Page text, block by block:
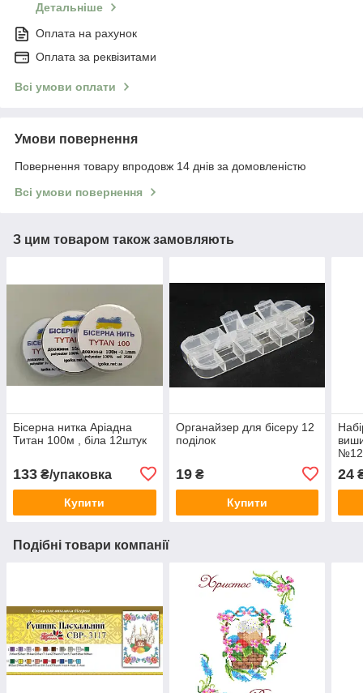
Детальніше
Оплата на рахунок
Оплата за реквізитами
Всі умови оплати
Умови повернення
Повернення товару впродовж 14 днів за домовленістю
Всі умови повернення
З цим товаром також замовляють
Бісерна нитка Аріадна
Титан 100м , біла 12штук
133 ₴/упаковка
Купити
Органайзер для бісеру 12
поділок
19₴
Купити
№12
24
Подібні товари компанії